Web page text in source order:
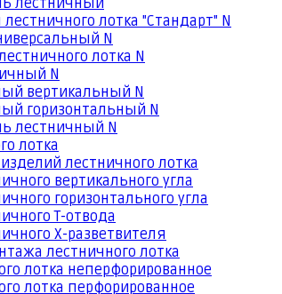
лестничный
лотка "Стандарт" N
N
лотка N
N
вертикальный N
горизонтальный N
лестничный N
лотка
лестничного лотка
вертикального угла
горизонтального угла
Т-отвода
Х-разветвителя
лестничного лотка
лотка неперфорированное
лотка перфорированное